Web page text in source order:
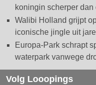
koningin scherper dan
Walibi Holland grijpt
iconische jingle uit
Europa-Park schrapt
waterpark vanwege
Volg Looopings